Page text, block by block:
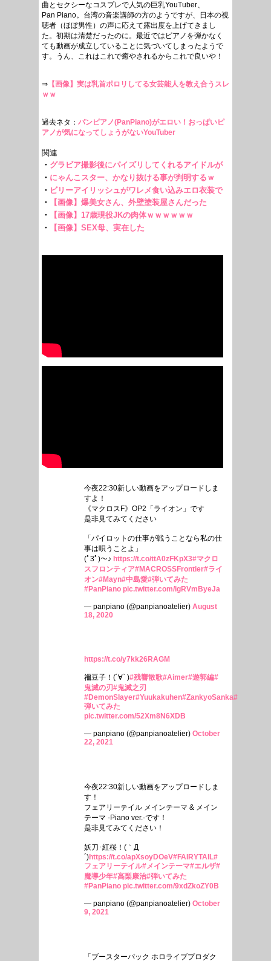
曲とセクシーなコスプレで人気の巨乳YouTuber、
Pan Piano。台湾の音楽講師の方のようですが、日本の視
聴者（ほぼ男性）の声に応えて露出度を上げてきまし
た。初期は清楚だったのに。最近ではピアノを弾かなく
ても動画が成立していることに気づいてしまったようで
す。うん、これはこれで癒やされるからこれで良いや！
⇒ 【画像】実は乳首ポロリしてる女芸能人を教え合うスレ
ｗｗ
過去ネタ： パンピアノ(PanPiano)がエロい！おっぱいピ
アノが気になってしょうがないYouTuber
今夜22:30新しい動画をアップロードしま
すよ！
《マクロスF》OP2「ライオン」です
是非見てみてください
「パイロットの仕事が戦うことなら私の仕
事は唄うことよ」
(ﾟ3ﾟ)～♪ https://t.co/ttA0zFKpX3#マクロ
スフロンティア#MACROSSFrontier#ライ
オン#Mayn#中島愛#弾いてみた
#PanPiano pic.twitter.com/igRVmByeJa
— panpiano (@panpianoatelier) August
18, 2020
https://t.co/y7kk26RAGM
禰豆子！(´∀` )#残響散歌#Aimer#遊郭編#
鬼滅の刃#鬼滅之刃
#DemonSlayer#Yuukakuhen#ZankyoSanka#
弾いてみた
pic.twitter.com/52Xm8N6XDB
— panpiano (@panpianoatelier) October
22, 2021
今夜22:30新しい動画をアップロードしま
す！
フェアリーテイル メインテーマ & メイン
テーマ -Piano ver.-です！
是非見てみてください！
妖刀･紅桜！(｀Д
´)https://t.co/apXsoyDOeV#FAIRYTAIL#
フェアリーテイル#メインテーマ#エルザ#
魔導少年#高梨康治#弾いてみた
#PanPiano pic.twitter.com/9xdZkoZY0B
— panpiano (@panpianoatelier) October
9, 2021
「ブースターパック ホロライブプロダク